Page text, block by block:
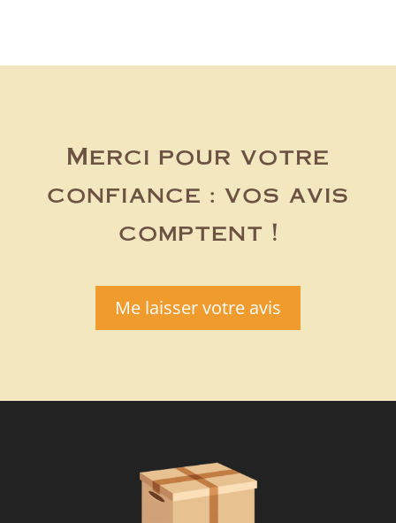
Merci pour votre
confiance : vos avis
comptent !
Me laisser votre avis